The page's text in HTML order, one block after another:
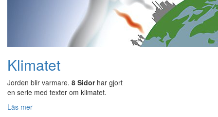
Klimatet
Jorden blir varmare. 8 Sidorhar gjort
en serie med texter om klimatet.
Läs mer